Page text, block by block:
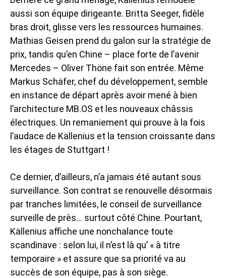
aussi son équipe dirigeante. Britta Seeger, fidèle
bras droit, glisse vers les ressources humaines.
Mathias Geisen prend du galon sur la stratégie de
prix, tandis qu’en Chine – place forte de l’avenir
Mercedes – Oliver Thöne fait son entrée. Même
Markus Schäfer, chef du développement, semble
en instance de départ après avoir mené à bien
l’architecture MB.OS et les nouveaux châssis
électriques. Un remaniement qui prouve à la fois
l’audace de Källenius et la tension croissante dans
les étages de Stuttgart !
Ce dernier, d’ailleurs, n’a jamais été autant sous
surveillance. Son contrat se renouvelle désormais
par tranches limitées, le conseil de surveillance
surveille de près… surtout côté Chine. Pourtant,
Källenius affiche une nonchalance toute
scandinave : selon lui, il n’est là qu’ « à titre
temporaire » et assure que sa priorité va au
succès de son équipe, pas à son siège.